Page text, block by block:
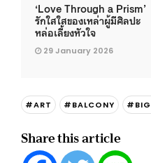
‘Love Through a Prism’
รักใสใสของเหล่าผู้มีศิลปะ
หล่อเลี้ยงหัวใจ
29 January 2026
#ART #BALCONY
Share this article